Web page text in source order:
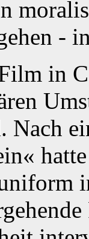
-
in